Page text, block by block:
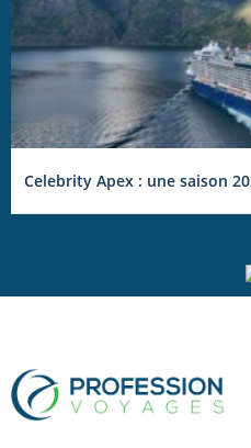
Celebrity Apex : une saison